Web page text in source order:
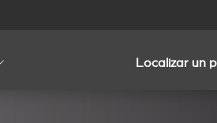
Localizar un